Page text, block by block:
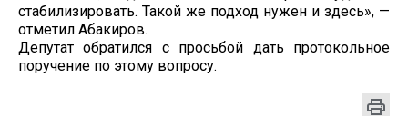
стабилизировать. Такой же подход нужен и здесь», —
отметил Абакиров.
Депутат обратился с просьбой дать протокольное
поручение по этому вопросу.